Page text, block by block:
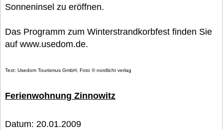
Sonneninsel zu eröffnen.
Das Programm zum Winterstrandkorbfest finden Sie
auf www.usedom.de.
Text: Usedom Tourismus GmbH, Foto © nordlicht verlag
Ferienwohnung Zinnowitz
Datum: 20.01.2009